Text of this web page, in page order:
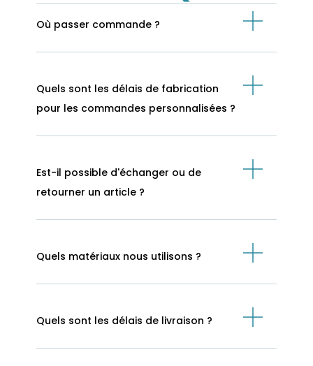
Où passer commande ?
Quels sont les délais de fabrication
pour les commandes personnalisées ?
Est-il possible d'échanger ou de
retourner un article ?
Quels matériaux nous utilisons ?
Quels sont les délais de livraison ?